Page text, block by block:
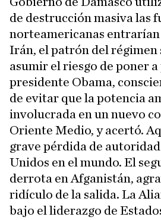
de destrucción masiva las
norteamericanas
Irán, el patrón del régimen
asumir el riesgo de poner a
presidente Obama,
de evitar que la potencia
involucrada en un nuevo
Oriente Medio, y acertó.
grave pérdida de
Unidos en el mundo. El
derrota en Afganistán,
ridículo de la salida. La
bajo el liderazgo de